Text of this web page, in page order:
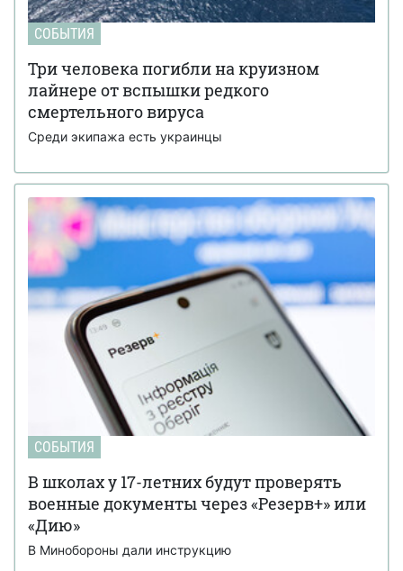
СОБЫТИЯ
Три человека погибли на круизном
лайнере от вспышки редкого
смертельного вируса
Среди экипажа есть украинцы
СОБЫТИЯ
В школах у 17-летних будут проверять
военные документы через «Резерв+» или
«Дию»
В Минобороны дали инструкцию